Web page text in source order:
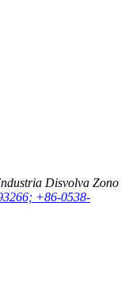
Disvolva Zono
+86-0538-